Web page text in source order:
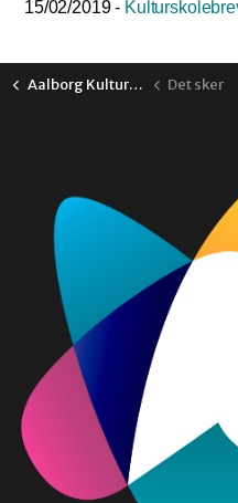
15/02/2019 -
Aalborg Kulturskole Det sker